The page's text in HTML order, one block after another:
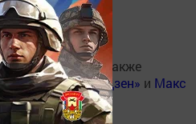
MАХ:
канал, а также
,«Дзен» и Макс